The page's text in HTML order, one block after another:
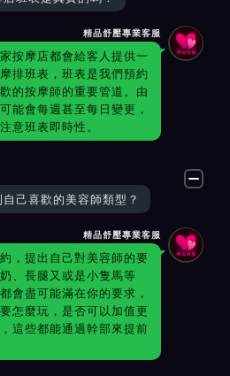
精品舒壓專業客服
按摩店都會給客人提供一
排班表，班表是我們預約
的按摩師的重要管道。由
能會每週甚至每日變更，
意班表即時性。
己喜歡的美容師類型？
精品舒壓專業客服
，提出自己對美容師的要
、長腿又或是小隻馬等
會盡可能滿在你的要求，
怎麼玩，是否可以加值更
這些都能通過幹部來提前